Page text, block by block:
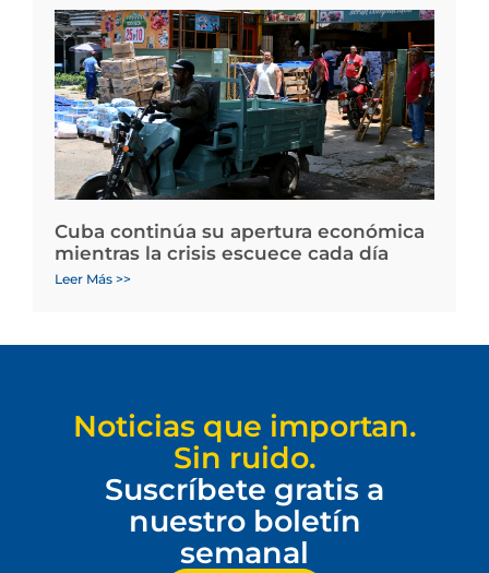
Cuba continúa su apertura económica
mientras la crisis escuece cada día
Leer Más >>
Noticias que importan.
Sin ruido.
Suscríbete gratis a
nuestro boletín
semanal